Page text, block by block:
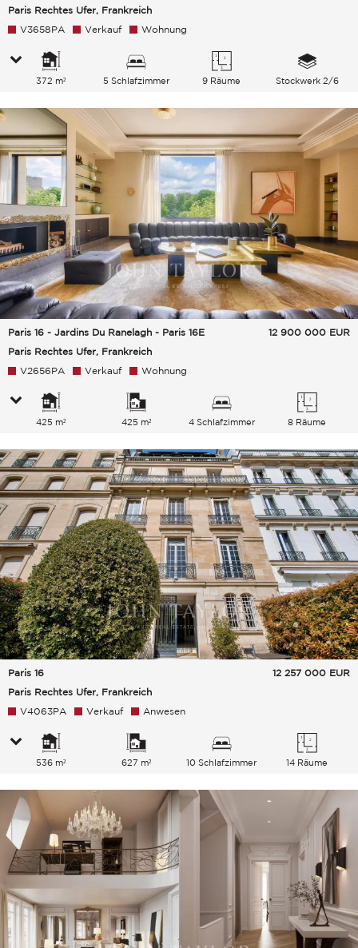
Paris Rechtes Ufer, Frankreich
V3658PA
Verkauf Wohnung
372 m² 5 Schlafzimmer 9 Räume Stockwerk 2/6
Paris 16 - Jardins Du Ranelagh - Paris 16E
Paris Rechtes Ufer, Frankreich
12 900 000 EUR
V2656PA Verkauf Wohnung
425 m² 425 m² 4 Schlafzimmer 8 Räume
Paris 16
Paris Rechtes Ufer, Frankreich
12 257 000 EUR
V4063PA Verkauf Anwesen
536 m² 627 m² 10 Schlafzimmer 14 Räume